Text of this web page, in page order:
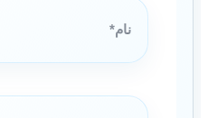
نام*
ایمیل*